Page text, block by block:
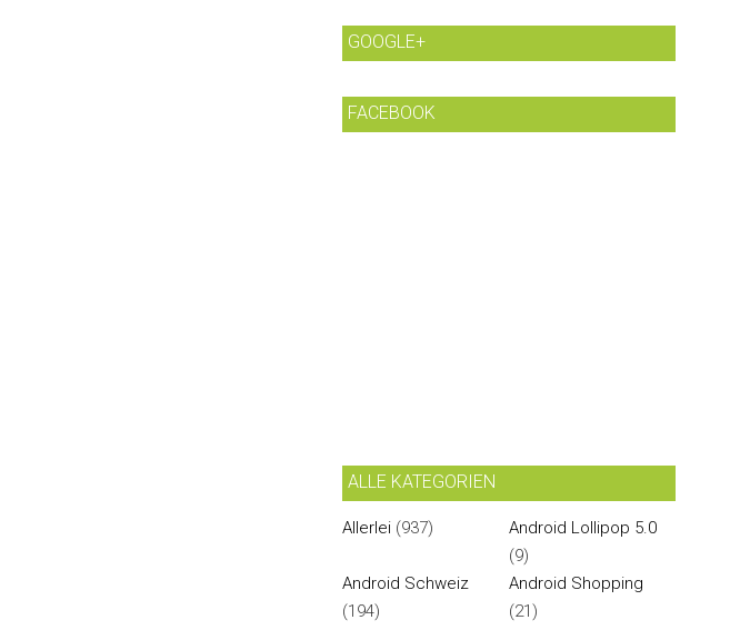
GOOGLE+
FACEBOOK
ALLE KATEGORIEN
Allerlei (937)
Android Lollipop 5.0
(9)
Android Schweiz
(194)
Android Shopping
(21)